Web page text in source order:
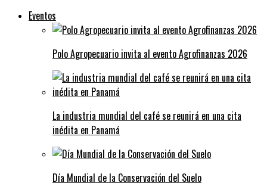
Eventos
Polo Agropecuario invita al evento Agrofinanzas 2026
La industria mundial del café se reunirá en una cita
inédita en Panamá
Día Mundial de la Conservación del Suelo